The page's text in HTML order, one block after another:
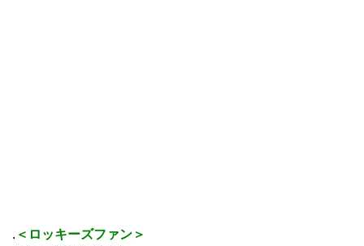
. ＜ロッキーズファン＞